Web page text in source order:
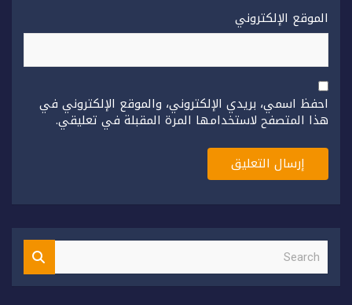
الموقع الإلكتروني
احفظ اسمي، بريدي الإلكتروني، والموقع الإلكتروني في
هذا المتصفح لاستخدامها المرة المقبلة في تعليقي.
S
a